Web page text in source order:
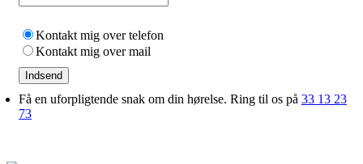
Kontakt mig over telefon
Kontakt mig over mail
Indsend
Få en uforpligtende snak om din hørelse. Ring til os på 33 13 23
73